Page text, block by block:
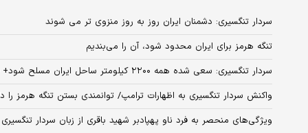
سردار تنگسیری: دشمنان ایران روز به روز منزوی تر می شوند
تنگه هرمز برای ایران محدود شود، آن را می‌بندیم
سردار تنگسیری: سعی شده همه ۲۲۰۰ کیلومتر ساحل ایران مسلح شود+‌ فیلم
واکنش سردار تنگسیری به اظهارات ترامپ/ توانمندی بستن تنگه هرمز را
ویژگی‌های منحصر به فرد ناو پهپادبر شهید باقری از زبان سردار تنگسیری